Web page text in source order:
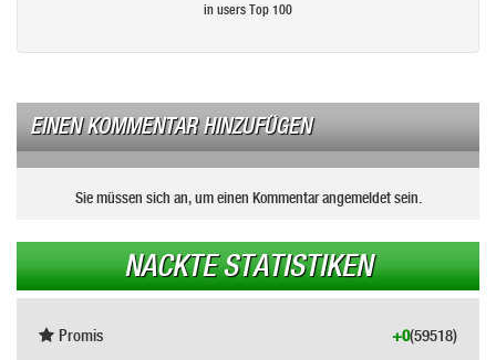
in users Top 100
EINEN KOMMENTAR HINZUFÜGEN
Sie müssen sich an, um einen Kommentar angemeldet sein.
NACKTE STATISTIKEN
Promis (59518)
+0